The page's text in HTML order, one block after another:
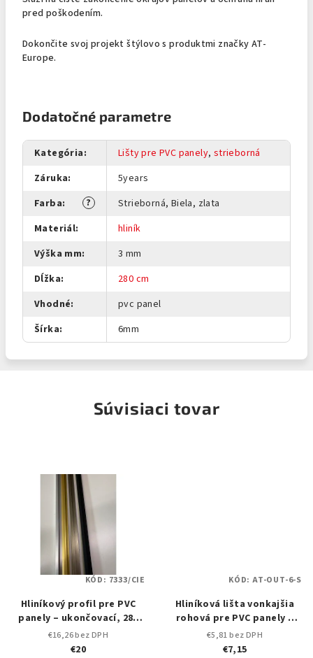
pred poškodením.
Dokončite svoj projekt štýlovo s produktmi značky AT-
Europe.
Dodatočné parametre
Kategória: Lišty pre PVC panely, strieborná
Záruka:
5years
?
Farba:
Strieborná, Biela, zlata
Materiál:
hliník
Výška mm:
3 mm
Dĺžka:
280 cm
Vhodné:
pvc panel
Šírka: 6mm
Súvisiaci tovar
Hliníkový profil pre PVC
panely – ukončovací, 280
cm (zlatý/sivý/šampanský/
čierny)
€16,26 bez DPH
€20
KÓD: 7333/CIE
Hliníková lišta vonkajšia
rohová pre PVC panely –
280 cm
€5,81 bez DPH
€7,15
KÓD: AT-OUT-6-S